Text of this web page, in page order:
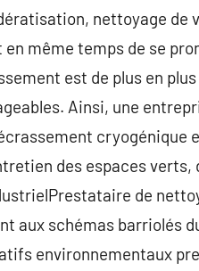
nettoyage de
même temps de se
est de plus en
Ainsi, une
cryogénique
des espaces verts,
de
aux schémas barriolés
environnementaux